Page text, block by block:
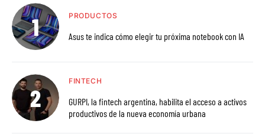
PRODUCTOS
Asus te indica cómo elegir tu próxima notebook con IA
FINTECH
GURPI, la fintech argentina, habilita el acceso a activos
productivos de la nueva economía urbana